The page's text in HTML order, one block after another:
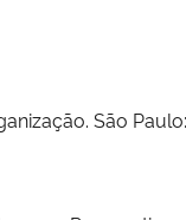
São